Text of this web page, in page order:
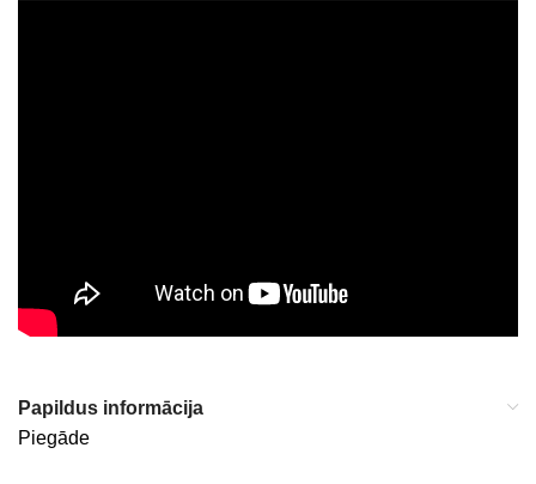
Papildus informācija
Piegāde